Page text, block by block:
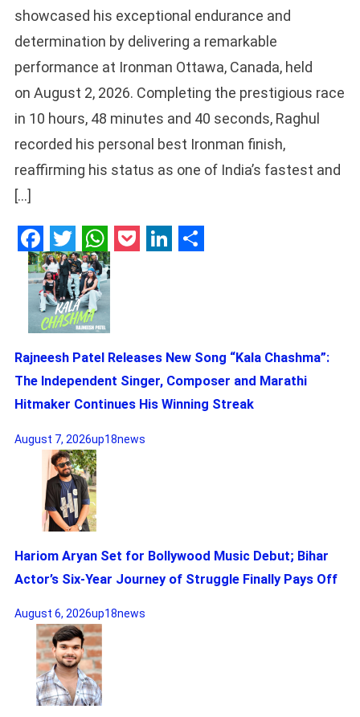
showcased his exceptional endurance and
determination by delivering a remarkable
performance at Ironman Ottawa, Canada, held
on August 2, 2026. Completing the prestigious race
in 10 hours, 48 minutes and 40 seconds, Raghul
recorded his personal best Ironman finish,
reaffirming his status as one of India’s fastest and
[…]
Facebook
TwitterWhatsApp
Rajneesh Patel Releases New Song “Kala Chashma”:
The Independent Singer, Composer and Marathi
Hitmaker Continues His Winning Streak
August 7, 2026up18news
Hariom Aryan Set for Bollywood Music Debut; Bihar
Actor’s Six-Year Journey of Struggle Finally Pays Off
August 6, 2026up18news